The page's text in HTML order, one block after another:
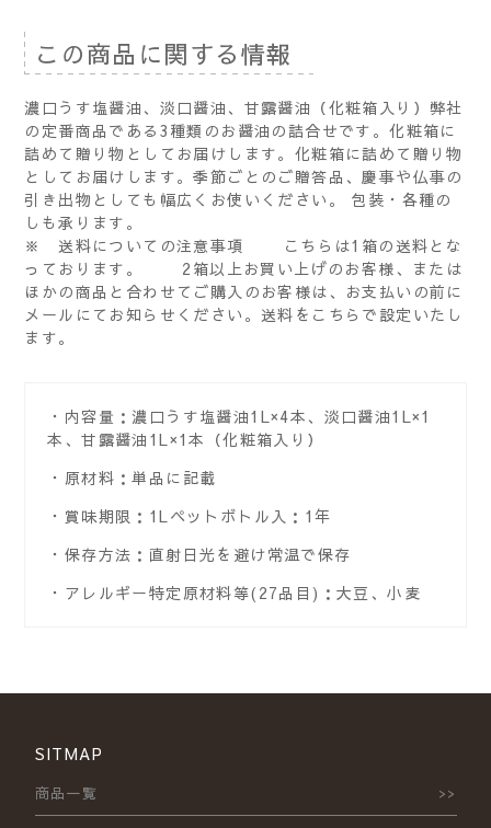
この商品に関する情報
濃口うす塩醤油、淡口醤油、甘露醤油（化粧箱入り）弊社
の定番商品である3種類のお醤油の詰合せです。化粧箱に
詰めて贈り物としてお届けします。化粧箱に詰めて贈り物
としてお届けします。季節ごとのご贈答品、慶事や仏事の
引き出物としても幅広くお使いください。 包装・各種の
しも承ります。
※ 送料についての注意事項 こちらは1箱の送料とな
っております。 2箱以上お買い上げのお客様、または
ほかの商品と合わせてご購入のお客様は、お支払いの前に
メールにてお知らせください。送料をこちらで設定いたし
ます。
内容量：濃口うす塩醤油1L×4本、淡口醤油1L×1
本、甘露醤油1L×1本（化粧箱入り）
原材料：単品に記載
賞味期限：1Lペットボトル入：1年
保存方法：直射日光を避け常温で保存
アレルギー特定原材料等(27品目)：大豆、小麦
SITMAP
商品一覧